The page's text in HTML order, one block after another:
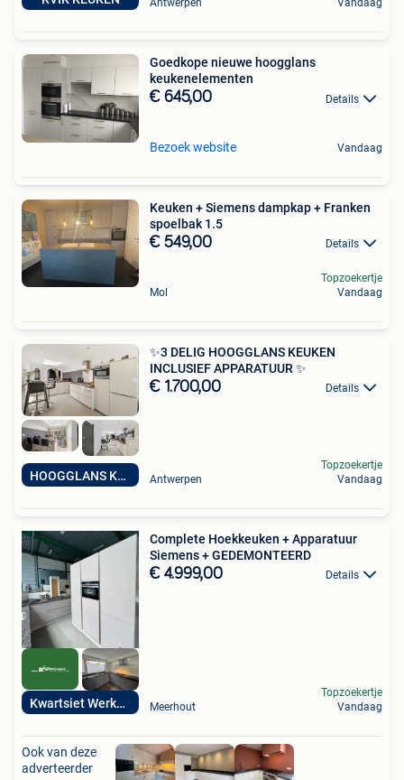
Antwerpen
Vandaag
Goedkope nieuwe hoogglans
keukenelementen
€ 645,00 Details
Bezoek website Vandaag
Keuken + Siemens dampkap + Franken
spoelbak 1.5
€ 549,00 Details
Mol
Topzoekertje
Vandaag
HOOGGLANS KEUKEN
✨3 DELIG HOOGGLANS KEUKEN
INCLUSIEF APPARATUUR ✨
€ 1.700,00 Details
Antwerpen
Topzoekertje
Vandaag
Kwartsiet Werkblad
Complete Hoekkeuken + Apparatuur
Siemens + GEDEMONTEERD
€ 4.999,00 Details
Meerhout
Topzoekertje
Vandaag
Ook van deze
adverteerder